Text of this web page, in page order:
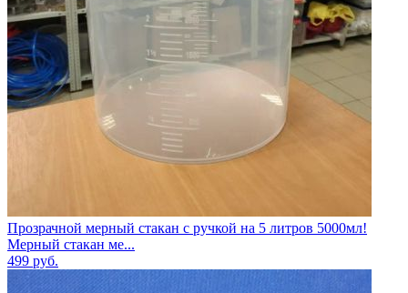
Прозрачной мерный стакан с ручкой на 5 литров 5000мл!
Мерный стакан ме...
499 руб.